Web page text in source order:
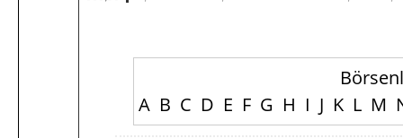
A B C D E F G H I J K L M